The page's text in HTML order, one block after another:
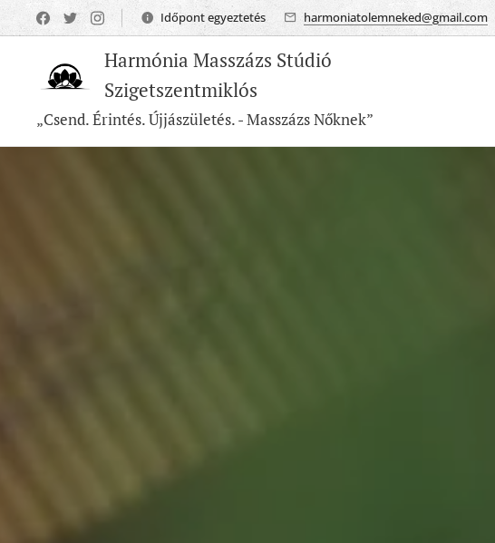
Időpont egyeztetés harmoniatolemneked@gmail.com
Harmónia Masszázs Stúdió
Szigetszentmiklós
„Csend. Érintés. Újjászületés. - Masszázs Nőknek”